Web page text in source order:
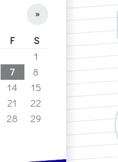
»
F
S
1
7
8
14
15
21
22
28
29